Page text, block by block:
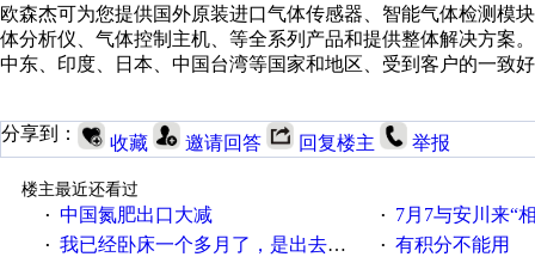
欧森杰可为您提供国外原装进口气体传感器、智能气体检测模
体分析仪、气体控制主机、等全系列产品和提供整体解决方案
中东、印度、日本、中国台湾等国家和地区、受到客户的一致
分享到： 收藏 邀请回答 回复楼主 举报
楼主最近还看过
· 中国氮肥出口大减 · 7月7与安川来“
· 我已经卧床一个多月了，是出去安装机械手在高速遭遇车祸所致:大家工作都要特别注意啊 · 有积分不能用